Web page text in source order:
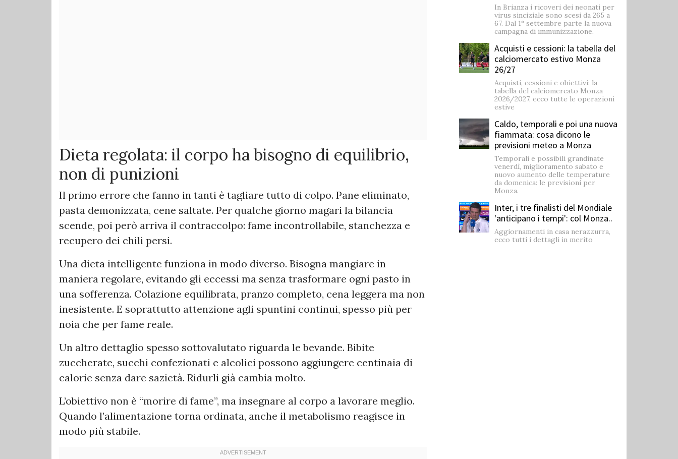
Dieta regolata: il corpo ha bisogno di equilibrio,
non di punizioni
Il primo errore che fanno in tanti è tagliare tutto di colpo. Pane eliminato,
pasta demonizzata, cene saltate. Per qualche giorno magari la bilancia
scende, poi però arriva il contraccolpo: fame incontrollabile, stanchezza e
recupero dei chili persi.
Una dieta intelligente funziona in modo diverso. Bisogna mangiare in
maniera regolare, evitando gli eccessi ma senza trasformare ogni pasto in
una sofferenza. Colazione equilibrata, pranzo completo, cena leggera ma non
inesistente. E soprattutto attenzione agli spuntini continui, spesso più per
noia che per fame reale.
Un altro dettaglio spesso sottovalutato riguarda le bevande. Bibite
zuccherate, succhi confezionati e alcolici possono aggiungere centinaia di
calorie senza dare sazietà. Ridurli già cambia molto.
L’obiettivo non è “morire di fame”, ma insegnare al corpo a lavorare meglio.
Quando l’alimentazione torna ordinata, anche il metabolismo reagisce in
modo più stabile.
In Brianza i ricoveri dei neonati per
virus sinciziale sono scesi da 265 a
67. Dal 1° settembre parte la nuova
campagna di immunizzazione.
Acquisti e cessioni: la tabella del
calciomercato estivo Monza
26/27
Acquisti, cessioni e obiettivi: la
tabella del calciomercato Monza
2026/2027, ecco tutte le operazioni
estive
Caldo, temporali e poi una nuova
fiammata: cosa dicono le
previsioni meteo a Monza
Temporali e possibili grandinate
venerdì, miglioramento sabato e
nuovo aumento delle temperature
da domenica: le previsioni per
Monza.
Inter, i tre finalisti del Mondiale
'anticipano i tempi': col Monza..
Aggiornamenti in casa nerazzurra,
ecco tutti i dettagli in merito